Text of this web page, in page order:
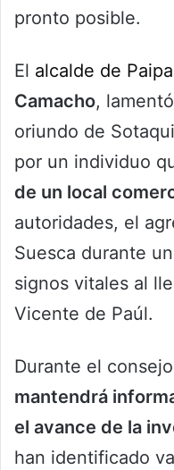
pronto posible.
El alcalde de Paipa
Camacho,
oriundo de
por un individuo
de un local
autoridades, el
Suesca durante
signos vitales al
Vicente de Paúl.
Durante el
mantendrá
el avance de la
han identificado